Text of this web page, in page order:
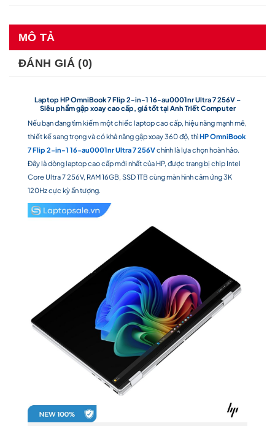
MÔ TẢ
ĐÁNH GIÁ (0)
Laptop HP OmniBook 7 Flip 2-in-1 16-au0001nr Ultra 7 256V –
Siêu phẩm gập xoay cao cấp, giá tốt tại Anh Triết Computer
Nếu bạn đang tìm kiếm một chiếc laptop cao cấp, hiệu năng mạnh mẽ,
thiết kế sang trọng và có khả năng gập xoay 360 độ, thìHP OmniBook
7 Flip 2-in-1 16-au0001nr Ultra 7 256Vchính là lựa chọn hoàn hảo.
Đây là dòng laptop cao cấp mới nhất của HP, được trang bị chip Intel
Core Ultra 7 256V, RAM 16GB, SSD 1TB cùng màn hình cảm ứng 3K
120Hz cực kỳ ấn tượng.